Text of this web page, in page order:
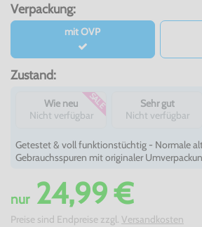
Verpackung:
mit OVP
Zustand:
Wie neu
Nicht verfügbar
SALE
Sehr gut
Nicht verfügbar
Getestet & voll funktionstüchtig - Normale
Gebrauchsspuren mit originaler
nur24,99 €
Preise sind Endpreise zzgl. Versandkosten